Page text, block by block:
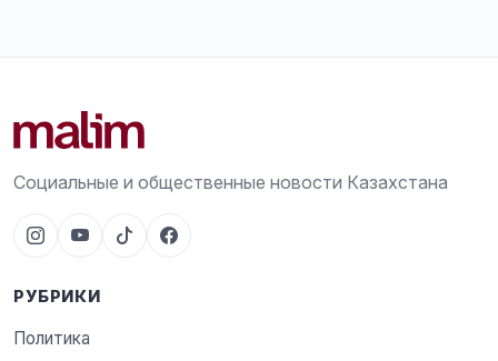
Социальные и общественные новости Казахстана
РУБРИКИ
Политика